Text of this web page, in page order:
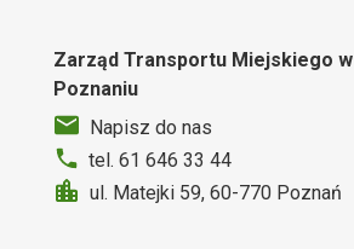
Zarząd Transportu Miejskiego w
Poznaniu
Napisz do nas
tel. 61 646 33 44
ul. Matejki 59, 60-770 Poznań